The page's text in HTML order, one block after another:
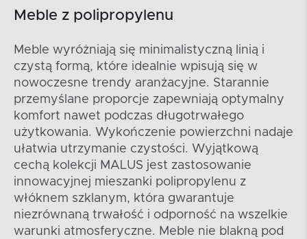
Meble z polipropylenu
Meble wyróżniają się minimalistyczną linią i
czystą formą, które idealnie wpisują się w
nowoczesne trendy aranżacyjne. Starannie
przemyślane proporcje zapewniają optymalny
komfort nawet podczas długotrwałego
użytkowania. Wykończenie powierzchni nadaje
ułatwia utrzymanie czystości. Wyjątkową
cechą kolekcji MALUS jest zastosowanie
innowacyjnej mieszanki polipropylenu z
włóknem szklanym, która gwarantuje
niezrównaną trwałość i odporność na wszelkie
warunki atmosferyczne. Meble nie blakną pod